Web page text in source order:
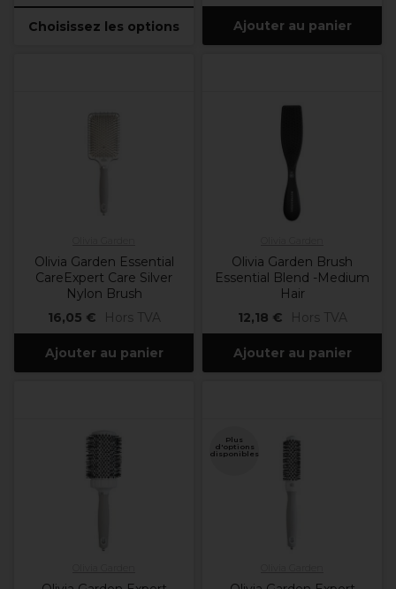
Choisissez les options Ajouter au panier
Olivia Garden Essential
CareExpert Care Silver
Nylon Brush
16,05 €
Hors TVA
Ajouter au panier
Olivia Garden Brush
Essential Blend -Medium
Hair
12,18 €
Hors TVA
Ajouter au panier
Plus
d'options
disponibles